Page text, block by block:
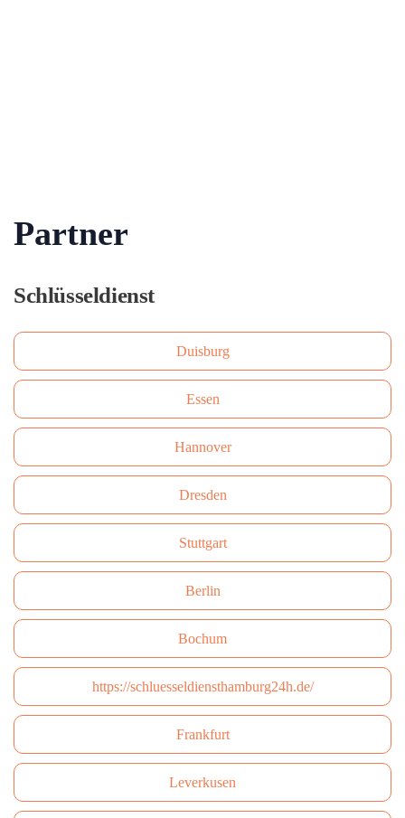
Partner
Schlüsseldienst
Duisburg
Essen
Hannover
Dresden
Stuttgart
Berlin
Bochum
https://schluesseldiensthamburg24h.de/
Frankfurt
Leverkusen